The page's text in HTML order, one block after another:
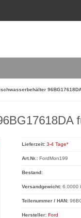
Lieferzeit: 3-4 Tage*
Art.Nr.: FordMon199
Bestand:
Versandgewicht:6.0000
Teilenummer / HAN:
Hersteller: Ford